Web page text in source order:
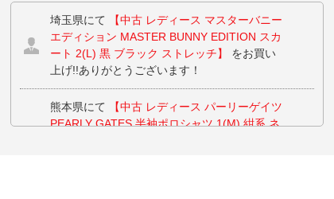
埼玉県にて
【中古 レディース マスターバニー
エディション MASTER BUNNY EDITION スカ
ート 2(L) 黒 ブラック ストレッチ】
をお買い
上げ!!ありがとうございます！
熊本県にて
【中古 レディース パーリーゲイツ
PEARLY GATES 半袖ポロシャツ 1(M) 紺系 ネ